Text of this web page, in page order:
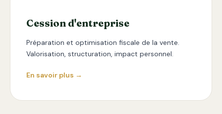
Cession d'entreprise
Préparation et optimisation fiscale de la vente.
Valorisation, structuration, impact personnel.
En savoir plus →